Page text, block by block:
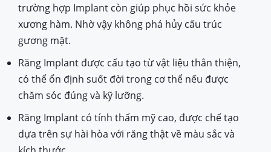
trường hợp Implant còn giúp phục hồi sức khỏe
xương hàm. Nhờ vậy không phá hủy cấu trúc
gương mặt.
Răng Implant được cấu tạo từ vật liệu thân thiện,
có thể ổn định suốt đời trong cơ thể nếu được
chăm sóc đúng và kỹ lưỡng.
Răng Implant có tính thẩm mỹ cao, được chế tạo
dựa trên sự hài hòa với răng thật về màu sắc và